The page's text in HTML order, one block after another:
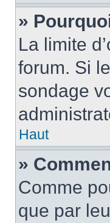
»
La limite
forum. Si
sondage
Haut
»
Comme
que par